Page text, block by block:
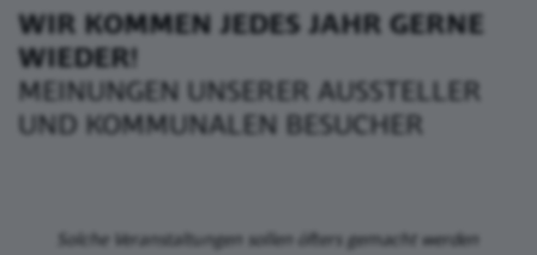
WIR KOMMEN JEDES JAHR GERNE
WIEDER!
MEINUNGEN UNSERER AUSSTELLER
UND KOMMUNALEN BESUCHER
Solche Veranstaltungen sollen öfters gemacht werden